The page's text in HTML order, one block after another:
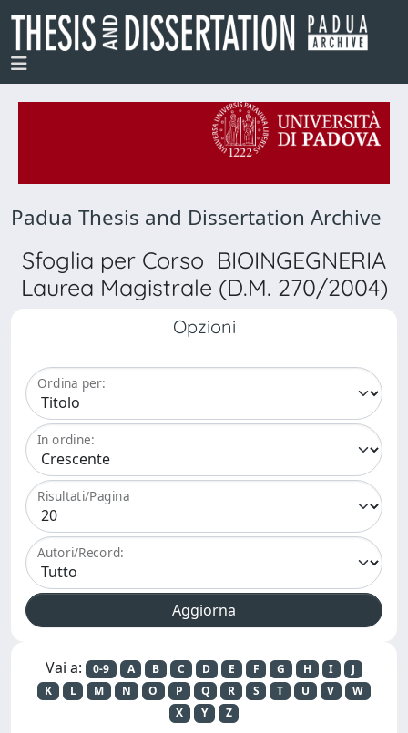
Padua Thesis and Dissertation Archive
Sfoglia per Corso BIOINGEGNERIA
Laurea Magistrale (D.M. 270/2004)
Opzioni
Ordina per:
In ordine:
Risultati/Pagina
Autori/Record:
Vai a: 0-9 A B C D E F G H I
J
K
L M N O P Q R S T U V
W
X
Y Z